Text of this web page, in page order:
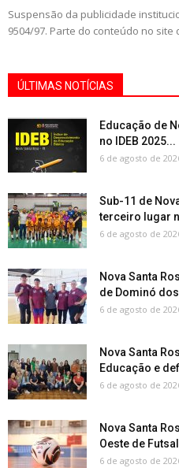
Suspensão da publicidade
9504/97. Parte do conteúdo no site
ÚLTIMAS NOTÍCIAS
Educação de
no IDEB 2025...
6 de agosto de
Sub-11 de
terceiro lugar
6 de agosto de
Nova Santa
de Dominó
6 de agosto de
Nova Santa
Educação e
6 de agosto de
Nova Santa
Oeste de
6 de agosto de